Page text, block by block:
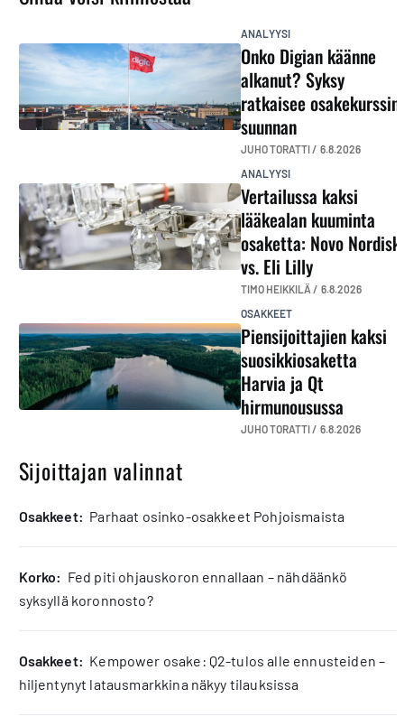
ANALYYSI
Onko Digian käänne
alkanut? Syksy
ratkaisee osakekurssin
suunnan
JUHO TORATTI / 6.8.2026
ANALYYSI
Vertailussa kaksi
lääkealan kuuminta
osaketta: Novo Nordisk
vs. Eli Lilly
TIMO HEIKKILÄ / 6.8.2026
OSAKKEET
Piensijoittajien kaksi
suosikkiosaketta
Harvia ja Qt
hirmunousussa
JUHO TORATTI / 6.8.2026
Sijoittajan valinnat
osakkeet: Parhaat osinko-osakkeet Pohjoismaista
korko: Fed piti ohjauskoron ennallaan – nähdäänkö
syksyllä koronnosto?
osakkeet: Kempower osake: Q2-tulos alle ennusteiden –
hiljentynyt latausmarkkina näkyy tilauksissa